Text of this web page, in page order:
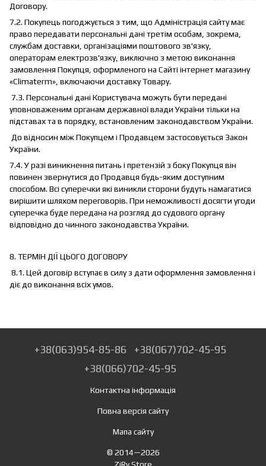
Договору.
7.2. Покупець погоджується з тим, що Адміністрація сайту має
право передавати персональні дані третім особам, зокрема,
службам доставки, організаціями поштового зв'язку,
операторам електрозв'язку, виключно з метою виконання
замовлення Покупця, оформленого на Сайті інтернет магазину
«Climaterm», включаючи доставку Товару.
7.3. Персональні дані Користувача можуть бути передані
уповноваженим органам державної влади України тільки на
підставах та в порядку, встановленим законодавством України.
До відносин між Покупцем і Продавцем застосовується Закон
України.
7.4. У разі виникнення питань і претензій з боку Покупця він
повинен звернутися до Продавця будь-яким доступним
способом. Всі суперечки які виникли сторони будуть намагатися
вирішити шляхом переговорів. При неможливості досягти угоди
суперечка буде передана на розгляд до судового органу
відповідно до чинного законодавства України.
8. ТЕРМІН ДІЇ ЦЬОГО ДОГОВОРУ
8.1. Цей договір вступає в силу з дати оформлення замовлення і
діє до виконання всіх умов.
+38(063)954-85-86
+38(067)702-45-95
+38(066)702-45-95
Контактна інформація
Повна версія сайту
Мапа сайту
© 2014—2026